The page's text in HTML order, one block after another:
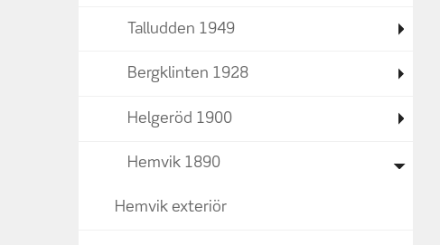
Talludden 1949
Bergklinten 1928
Helgeröd 1900
Hemvik 1890
Hemvik exteriör